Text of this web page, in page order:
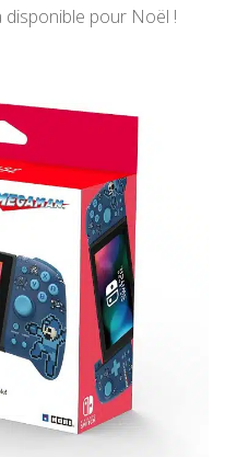
disponible pour Noël !